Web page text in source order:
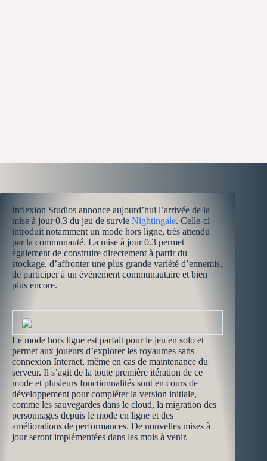
Inflexion Studios annonce aujourd’hui l’arrivée de la
mise à jour 0.3 du jeu de survie Nightingale. Celle-ci
introduit notamment un mode hors ligne, très attendu
par la communauté. La mise à jour 0.3 permet
également de construire directement à partir du
stockage, d’affronter une plus grande variété d’ennemis,
de participer à un événement communautaire et bien
plus encore.
Le mode hors ligne est parfait pour le jeu en solo et
permet aux joueurs d’explorer les royaumes sans
connexion Internet, même en cas de maintenance du
serveur. Il s’agit de la toute première itération de ce
mode et plusieurs fonctionnalités sont en cours de
développement pour compléter la version initiale,
comme les sauvegardes dans le cloud, la migration des
personnages depuis le mode en ligne et des
améliorations de performances. De nouvelles mises à
jour seront implémentées dans les mois à venir.